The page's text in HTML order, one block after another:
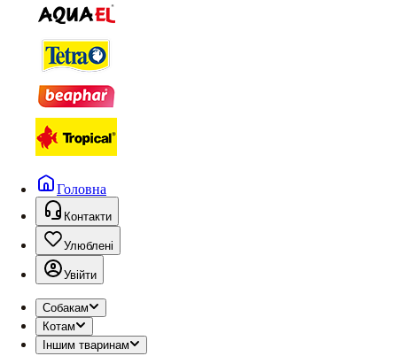
Головна
Контакти
Улюблені
Увійти
Собакам
Котам
Іншим тваринам